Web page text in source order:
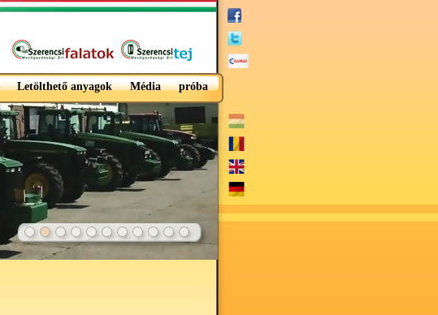
Letölthető anyagok Média próba